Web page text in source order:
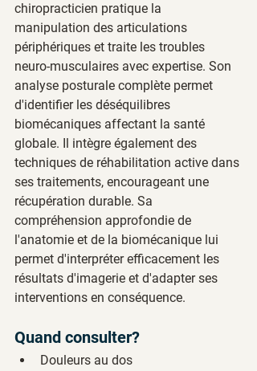
chiropracticien pratique la
manipulation des articulations
périphériques et traite les troubles
neuro-musculaires avec expertise. Son
analyse posturale complète permet
d'identifier les déséquilibres
biomécaniques affectant la santé
globale. Il intègre également des
techniques de réhabilitation active dans
ses traitements, encourageant une
récupération durable. Sa
compréhension approfondie de
l'anatomie et de la biomécanique lui
permet d'interpréter efficacement les
résultats d'imagerie et d'adapter ses
interventions en conséquence.
Quand consulter?
Douleurs au dos